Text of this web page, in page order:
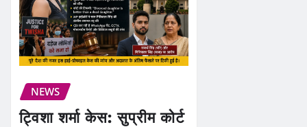
NEWS
ट्विशा शर्मा केस: सुप्रीम कोर्ट